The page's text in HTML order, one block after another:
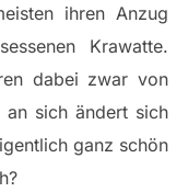
ihren Anzug
Krawatte.
dabei zwar von
an sich ändert sich
ganz schön